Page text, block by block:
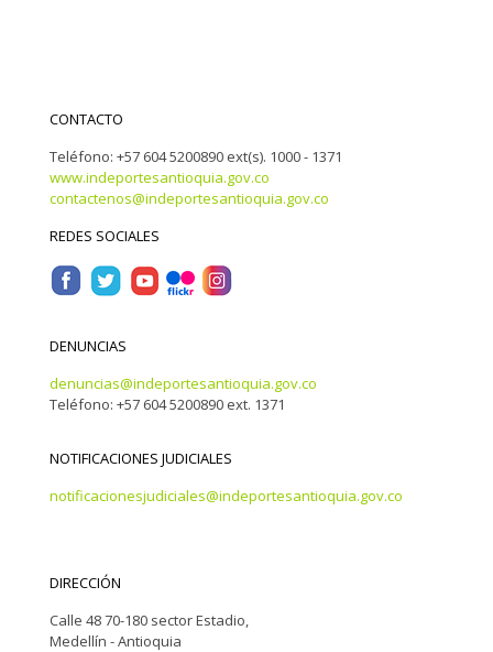
CONTACTO
Teléfono: +57 604 5200890 ext(s). 1000 - 1371
www.indeportesantioquia.gov.co
contactenos@indeportesantioquia.gov.co
REDES SOCIALES
DENUNCIAS
denuncias@indeportesantioquia.gov.co
Teléfono: +57 604 5200890 ext. 1371
NOTIFICACIONES JUDICIALES
notificacionesjudiciales@indeportesantioquia.gov.co
DIRECCIÓN
Calle 48 70-180 sector Estadio,
Medellín - Antioquia